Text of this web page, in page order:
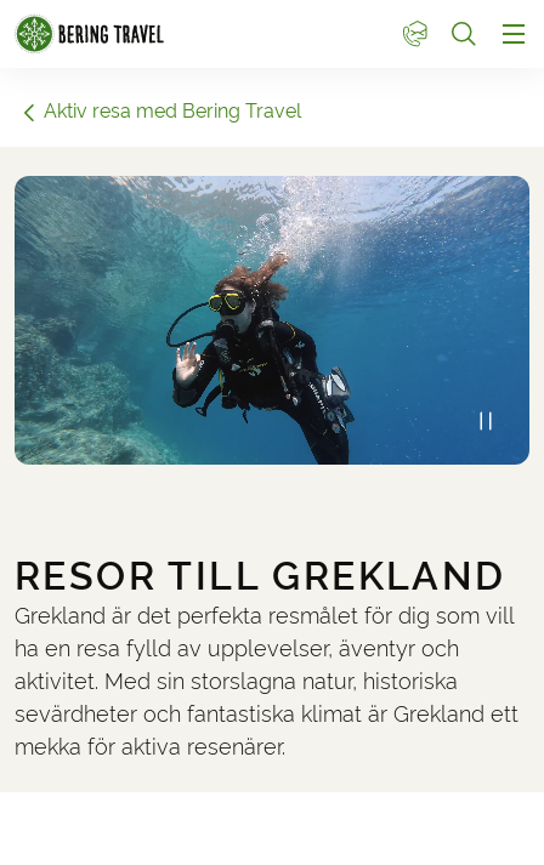
1
Aktiv resa med Bering Travel
RESOR TILL GREKLAND
Grekland är det perfekta resmålet för dig som vill
ha en resa fylld av upplevelser, äventyr och
aktivitet. Med sin storslagna natur, historiska
sevärdheter och fantastiska klimat är Grekland ett
mekka för aktiva resenärer.